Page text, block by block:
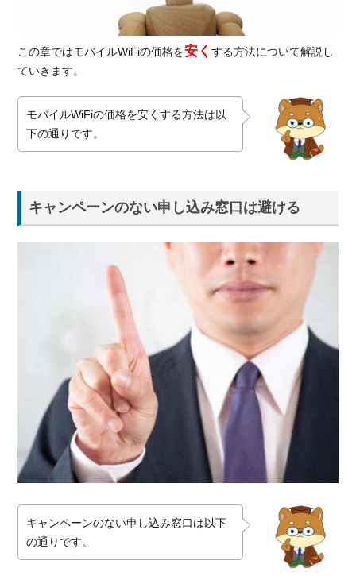
この章ではモバイルWiFiの価格を安くする方法について解説し
ていきます。
モバイルWiFiの価格を安くする方法は以
下の通りです。
キャンペーンのない申し込み窓口は避ける
キャンペーンのない申し込み窓口は以下
の通りです。